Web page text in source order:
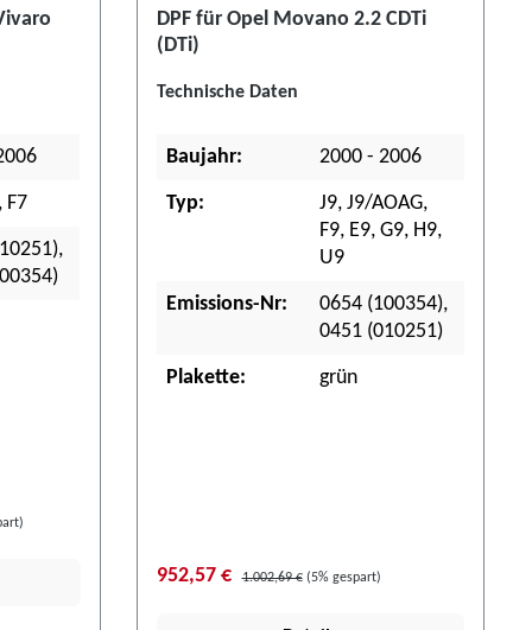
F7
DPF für Opel Movano 2.2 CDTi
(DTi)
Technische Daten
Baujahr: 2000 - 2006
Typ:
J9, J9/AOAG,
F9, E9, G9, H9,
U9
Emissions-Nr:
0654 (100354),
0451 (010251)
Plakette: grün
952,57 € 1.002,69 € (5% gespart)